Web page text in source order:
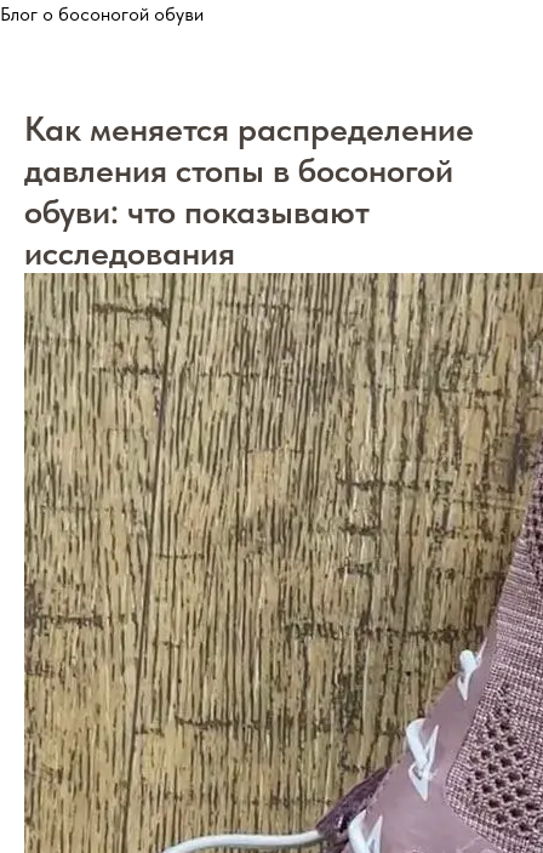
Блог о босоногой обуви
Как меняется распределение
давления стопы в босоногой
обуви: что показывают
исследования